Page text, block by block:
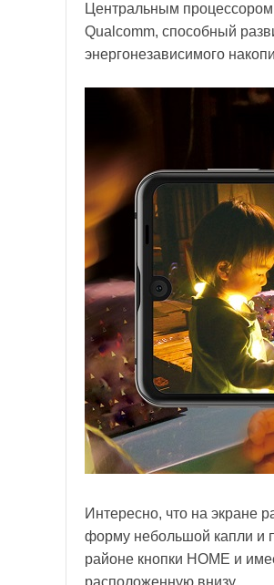
Центральным
Qualcomm, способный
энергонезависимого
Интересно, что на экране
форму небольшой капли и
районе кнопки HOME и
расположенную внизу.